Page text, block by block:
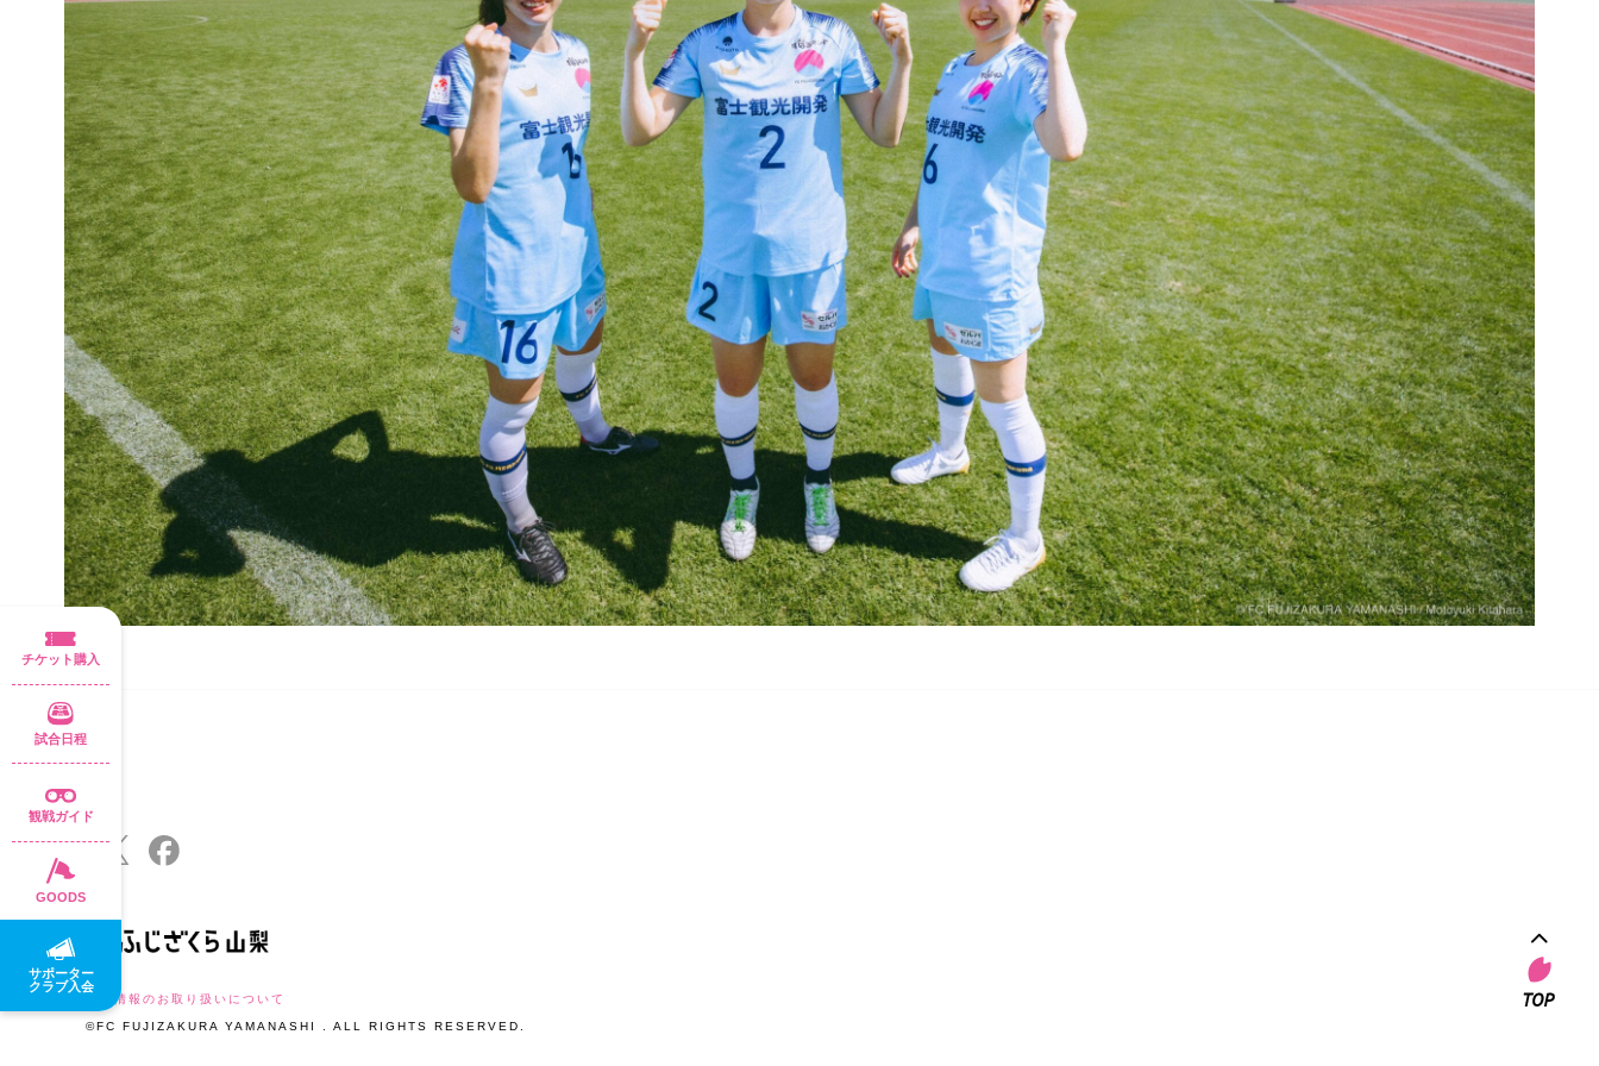
個人情報のお取り扱いについて
©FC FUJIZAKURA YAMANASHI . ALL RIGHTS RESERVED.
チケット購入
試合日程
観戦ガイド
GOODS
サポーター
クラブ入会